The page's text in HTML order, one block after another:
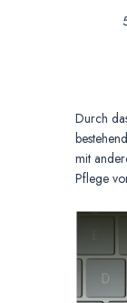
Durch
mit
Pflege